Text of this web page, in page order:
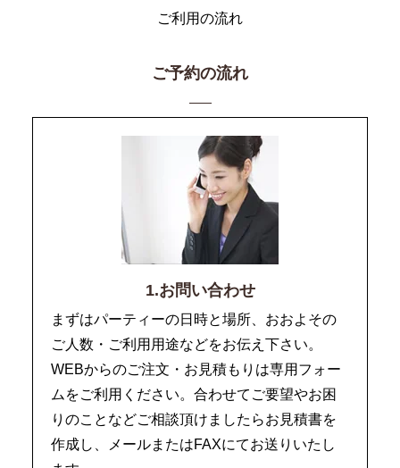
ご利用の流れ
ご予約の流れ
1.お問い合わせ
まずはパーティーの日時と場所、おおよその
ご人数・ご利用用途などをお伝え下さい。
WEBからのご注文・お見積もりは専用フォー
ムをご利用ください。合わせてご要望やお困
りのことなどご相談頂けましたらお見積書を
作成し、メールまたはFAXにてお送りいたし